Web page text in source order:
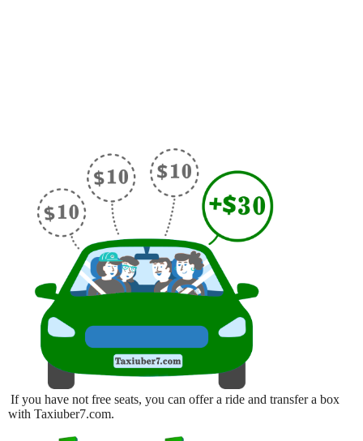
If you have not free seats, you can offer a ride and transfer a box
with Taxiuber7.com.